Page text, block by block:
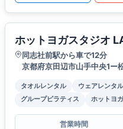
ホットヨガスタジオ
同志社前駅から車で12分
京都府京田辺市山手中央1ー
タオルレンタル ウェアレンタル
グループピラティス
ホットヨガ
営業時間